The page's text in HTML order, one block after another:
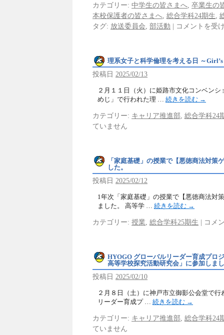
カテゴリー: 中学生の皆さまへ 卒業生の
本校保護者の皆さまへ 総合学科24期生
タグ: 放送委員会 部活動 | コメントを受
理系女子と科学倫理を考える日 ～
投稿日 2025/02/13
２月１１日（火）に姫路市文化コンベン
めじ」で行われた理 … 続きを読む →
カテゴリー: キャリア推進部 総合学科24
ていません
「家庭基礎」の授業で【悪徳商法対策
した。
投稿日 2025/02/12
1年次「家庭基礎」の授業で【悪徳商法対
ました。 高等学 … 続きを読む →
カテゴリー: 授業 総合学科25期生 | コメ
HYOGO グローバルリーダー育成プロ
高等学校探究活動研究会」に参加しま
投稿日 2025/02/10
２月８日（土）に神戸市立御影公会堂で行
リーダー育成プ … 続きを読む →
カテゴリー: キャリア推進部 総合学科24
ていません